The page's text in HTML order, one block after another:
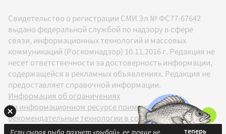
Свидетельство о регистрации СМИ Эл № ФС77-67642
выдано федеральной службой по надзору в сфере
связи, информационных технологий и массовых
коммуникаций (Роскомнадзор) 10.11.2016 г. Редакция не
несет ответственности за достоверность информации,
содержащейся в рекламных объявлениях. Редакция не
предоставляет справочной информации.
Информация об ограничениях
На информационном ресурсе применяются
рекомендательные технологии в соответствии с
Правилами
Если сырая рыба пахнет «рыбой», ее лучше не